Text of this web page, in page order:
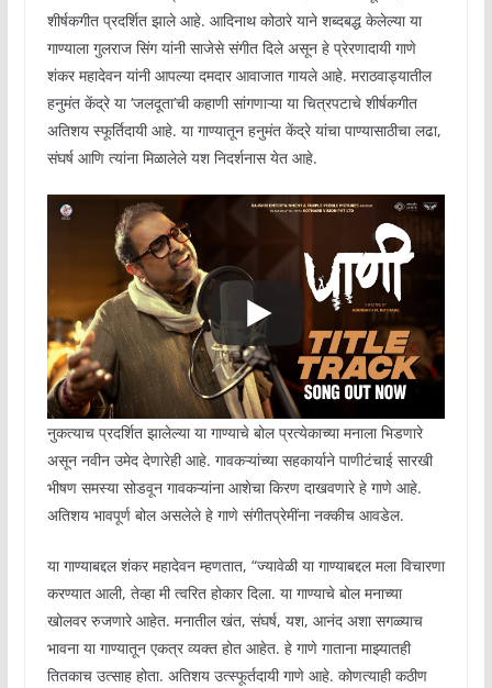
शीर्षकगीत प्रदर्शित झाले आहे. आदिनाथ कोठारे याने शब्दबद्ध केलेल्या या
गाण्याला गुलराज सिंग यांनी साजेसे संगीत दिले असून हे प्रेरणादायी गाणे
शंकर महादेवन यांनी आपल्या दमदार आवाजात गायले आहे. मराठवाड्यातील
हनुमंत केंद्रे या ‘जलदूता’ची कहाणी सांगणाऱ्या या चित्रपटाचे शीर्षकगीत
अतिशय स्फूर्तिदायी आहे. या गाण्यातून हनुमंत केंद्रे यांचा पाण्यासाठीचा लढा,
संघर्ष आणि त्यांना मिळालेले यश निदर्शनास येत आहे.
नुकत्याच प्रदर्शित झालेल्या या गाण्याचे बोल प्रत्येकाच्या मनाला भिडणारे
असून नवीन उमेद देणारेही आहे. गावकऱ्यांच्या सहकार्याने पाणीटंचाई सारखी
भीषण समस्या सोडवून गावकऱ्यांना आशेचा किरण दाखवणारे हे गाणे आहे.
अतिशय भावपूर्ण बोल असलेले हे गाणे संगीतप्रेमींना नक्कीच आवडेल.
या गाण्याबद्दल शंकर महादेवन म्हणतात, “ज्यावेळी या गाण्याबद्दल मला विचारणा
करण्यात आली, तेव्हा मी त्वरित होकार दिला. या गाण्याचे बोल मनाच्या
खोलवर रुजणारे आहेत. मनातील खंत, संघर्ष, यश, आनंद अशा सगळ्याच
भावना या गाण्यातून एकत्र व्यक्त होत आहेत. हे गाणे गाताना माझ्यातही
तितकाच उत्साह होता. अतिशय उत्स्फूर्तदायी गाणे आहे. कोणत्याही कठीण